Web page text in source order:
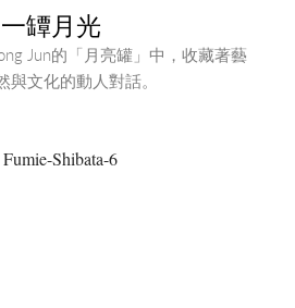
一罈月光
Jun的「月亮罐」中，收藏著藝
與文化的動人對話。